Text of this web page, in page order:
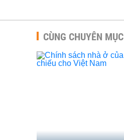
CÙNG CHUYÊN MỤC